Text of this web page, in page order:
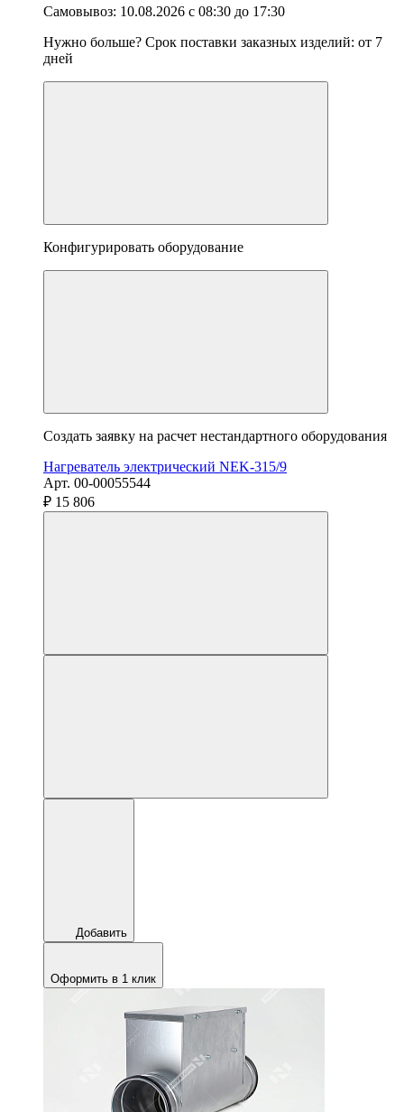
Самовывоз: 10.08.2026 с 08:30 до 17:30
Нужно больше? Срок поставки заказных изделий: от 7
дней
Конфигурировать оборудование
Создать заявку на расчет нестандартного оборудования
Нагреватель электрический NEK-315/9
Арт. 00-00055544
₽ 15 806
Добавить
Оформить в 1 клик